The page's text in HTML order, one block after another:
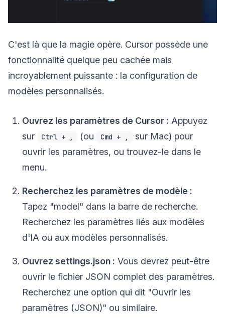
C'est là que la magie opère. Cursor possède une
fonctionnalité quelque peu cachée mais
incroyablement puissante : la configuration de
modèles personnalisés.
Ouvrez les paramètres de Cursor : Appuyez
sur
Ctrl + , (ou Cmd + ,
sur Mac) pour
ouvrir les paramètres, ou trouvez-le dans le
menu.
Recherchez les paramètres de modèle :
Tapez "model" dans la barre de recherche.
Recherchez les paramètres liés aux modèles
d'IA ou aux modèles personnalisés.
Ouvrez settings.json : Vous devrez peut-être
ouvrir le fichier JSON complet des paramètres.
Recherchez une option qui dit "Ouvrir les
paramètres (JSON)" ou similaire.